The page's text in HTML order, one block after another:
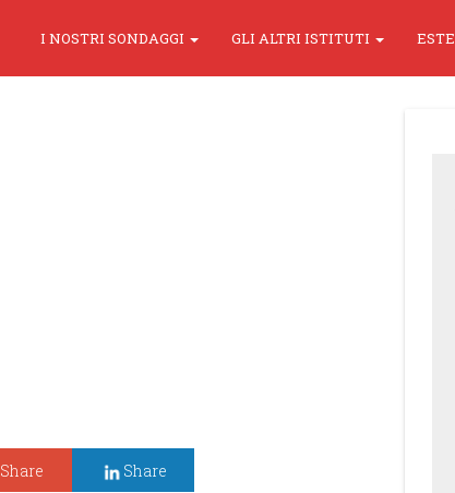
I NOSTRI SONDAGGI GLI ALTRI ISTITUTI
Share Share